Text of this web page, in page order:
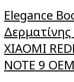
Elegance
XIAOMI
NOTE 9 OEM